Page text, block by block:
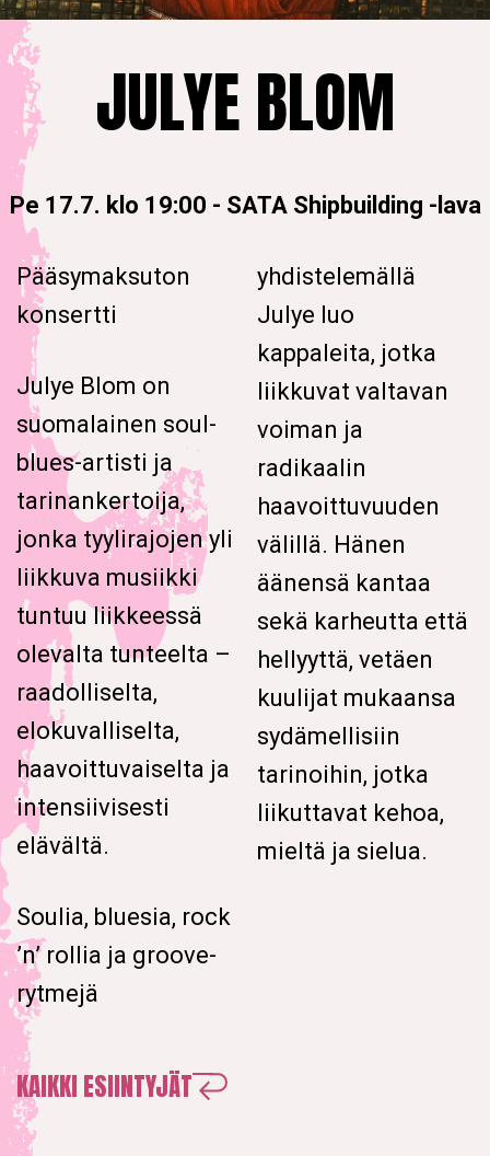
JULYE BLOM
Pe 17.7. klo 19:00 - SATA Shipbuilding -lava
Pääsymaksuton
konsertti
Julye Blom on
suomalainen soul-
blues-artisti ja
tarinankertoija,
jonka tyylirajojen yli
liikkuva musiikki
tuntuu liikkeessä
olevalta tunteelta –
raadolliselta,
elokuvalliselta,
haavoittuvaiselta ja
intensiivisesti
elävältä.
Soulia, bluesia, rock
’n’ rollia ja groove-
rytmejä
yhdistelemällä
Julye luo
kappaleita, jotka
liikkuvat valtavan
voiman ja
radikaalin
haavoittuvuuden
välillä. Hänen
äänensä kantaa
sekä karheutta että
hellyyttä, vetäen
kuulijat mukaansa
sydämellisiin
tarinoihin, jotka
liikuttavat kehoa,
mieltä ja sielua.
KAIKKI ESIINTYJÄT